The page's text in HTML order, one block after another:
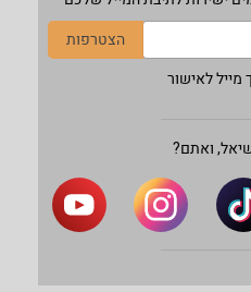
הצטרפות
לאישור
ואתם?